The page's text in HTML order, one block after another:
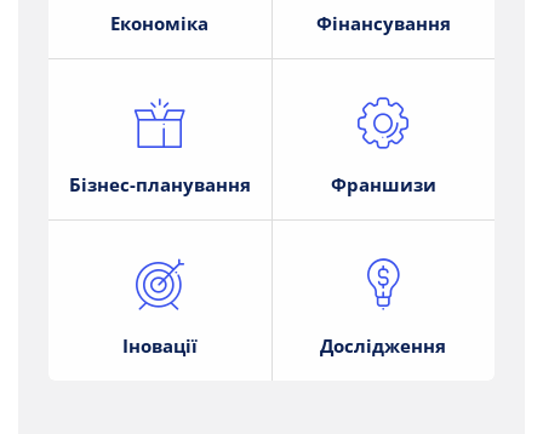
Економіка Фінансування
Бізнес-планування Франшизи
Іновації Дослідження